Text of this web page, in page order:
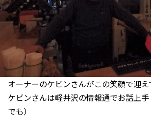
オーナーのケビンさんがこの笑顔で迎
ケビンさんは軽井沢の情報通でお話上
でも）